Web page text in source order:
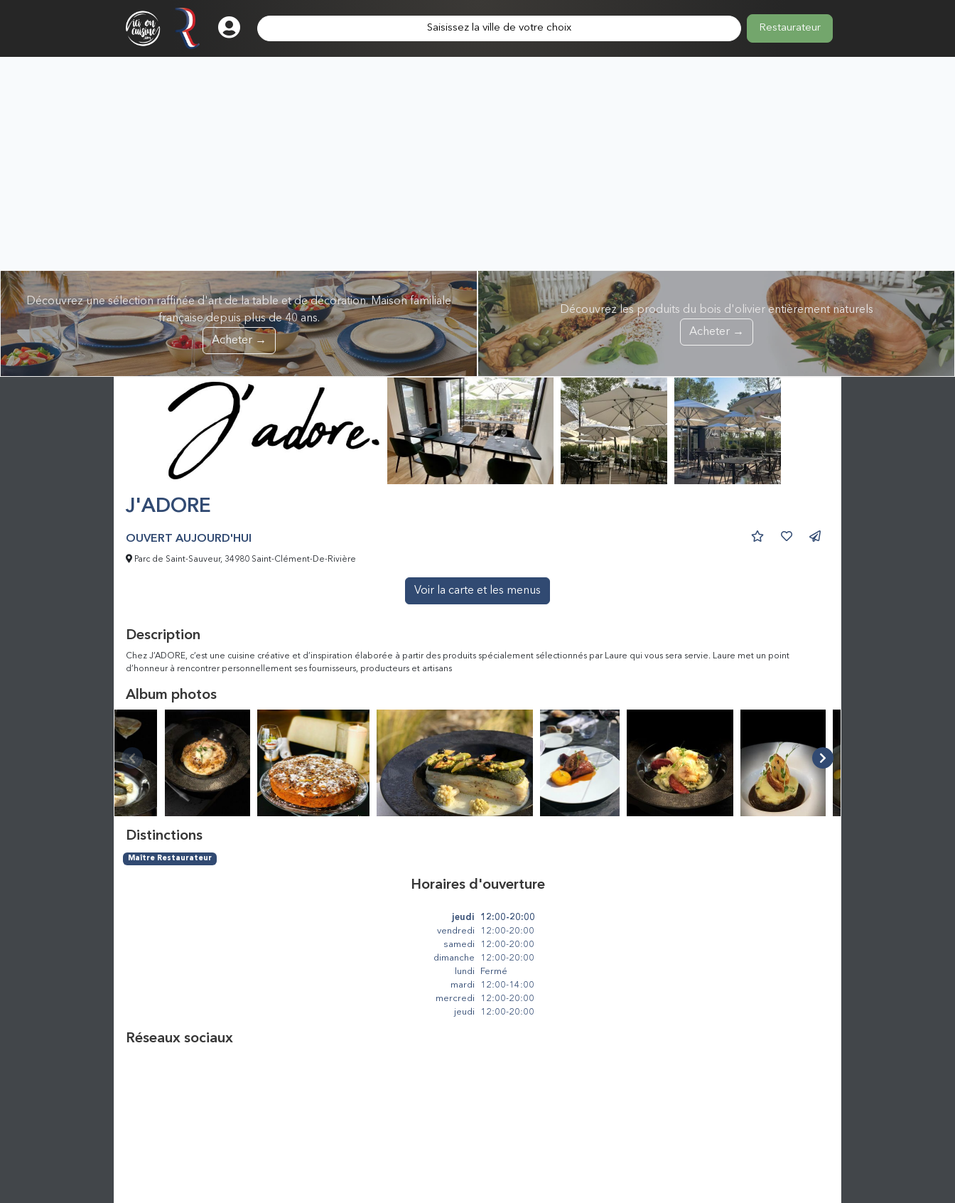
Saisissez la ville de votre choix Restaurateur
Découvrez une sélection raffinée d'art de la table et de décoration. Maison familiale
française depuis plus de 40 ans.
Acheter →
Découvrez les produits du bois d'olivier entièrement naturels
Acheter →
J'ADORE
OUVERT AUJOURD'HUI
Parc de Saint-Sauveur, 34980 Saint-Clément-De-Rivière
Voir la carte et les menus
Description
Chez J’ADORE, c’est une cuisine créative et d’inspiration élaborée à partir des produits spécialement sélectionnés par Laure qui vous sera servie. Laure met un point
d’honneur à rencontrer personnellement ses fournisseurs, producteurs et artisans
Album photos
Distinctions
Maître Restaurateur
Horaires d'ouverture
jeudi
12:00-20:00
vendredi
12:00-20:00
samedi
12:00-20:00
dimanche
12:00-20:00
lundi
Fermé
mardi
12:00-14:00
mercredi
12:00-20:00
jeudi
12:00-20:00
Réseaux sociaux